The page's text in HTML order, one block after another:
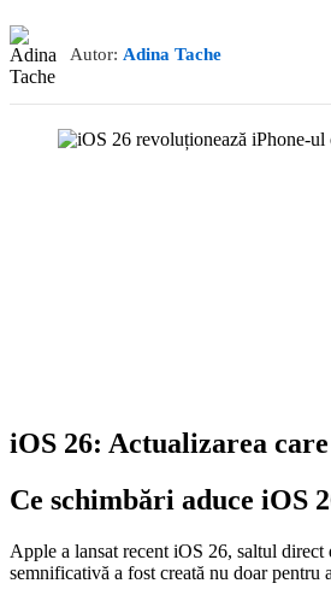
Autor: Adina Tache
iOS 26: Actualizarea
Ce schimbări aduce iOS
Apple a lansat recent iOS 26, saltul
semnificativă a fost creată nu doar